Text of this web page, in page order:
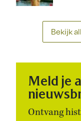
Bekijk
Meld je
Ontvang